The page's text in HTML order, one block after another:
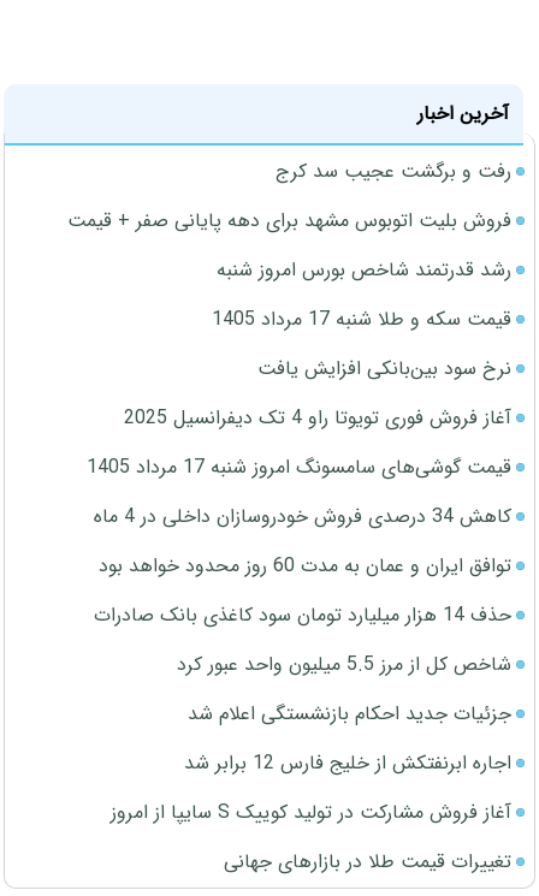
آخرین اخبار
رفت و برگشت عجیب سد کرج
فروش بلیت اتوبوس مشهد برای دهه پایانی صفر + قیمت
رشد قدرتمند شاخص بورس امروز شنبه
قیمت سکه و طلا شنبه 17 مرداد 1405
نرخ سود بین‌بانکی افزایش یافت
آغاز فروش فوری تویوتا راو 4 تک دیفرانسیل 2025
قیمت گوشی‌های سامسونگ امروز شنبه 17 مرداد 1405
کاهش 34 درصدی فروش خودروسازان داخلی در 4 ماه
توافق ایران و عمان به مدت 60 روز محدود خواهد بود
حذف 14 هزار میلیارد تومان سود کاغذی بانک صادرات
شاخص کل از مرز 5.5 میلیون واحد عبور کرد
جزئیات جدید احکام بازنشستگی اعلام شد
اجاره ابرنفتکش از خلیج فارس 12 برابر شد
آغاز فروش مشارکت در تولید کوییک S سایپا از امروز
تغییرات قیمت طلا در بازارهای جهانی